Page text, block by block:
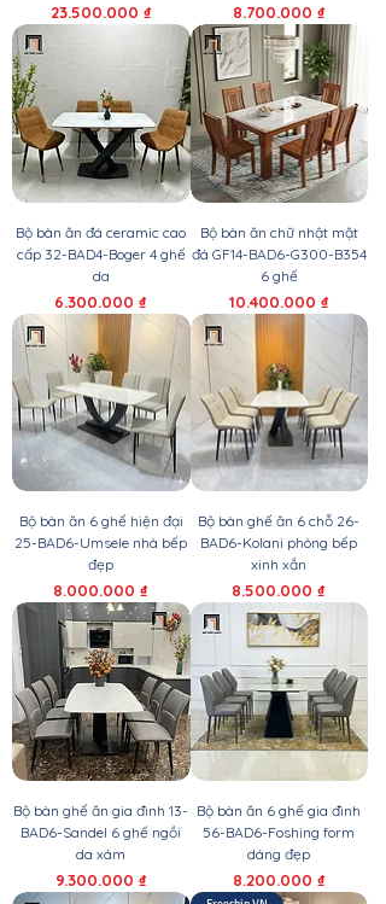
Giá
23.500.000 ₫ Giá
8.700.000 ₫
Bộ bàn ăn đá ceramic cao
cấp 32-BAD4-Boger 4 ghế
da
Giá
6.300.000 ₫
Bộ bàn ăn chữ nhật mặt
đá GF14-BAD6-G300-B354
6 ghế
Giá
10.400.000 ₫
Bộ bàn ăn 6 ghế hiện đại
25-BAD6-Umsele nhà bếp
đẹp
Giá
8.000.000 ₫
Bộ bàn ghế ăn 6 chỗ 26-
BAD6-Kolani phòng bếp
xinh xắn
Giá
8.500.000 ₫
Bộ bàn ghế ăn gia đình 13-
BAD6-Sandel 6 ghế ngồi
da xám
Giá
9.300.000 ₫
Bộ bàn ăn 6 ghế gia đình
56-BAD6-Foshing form
dáng đẹp
Giá
8.200.000 ₫